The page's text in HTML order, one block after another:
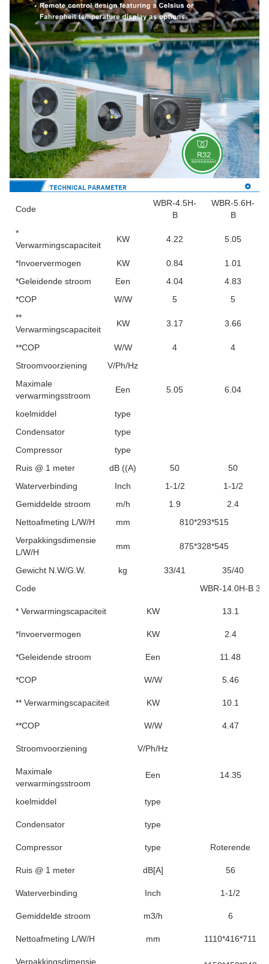
Code
WBR-4.5H-
B
WBR-5.6H-
B
*
Verwarmingscapaciteit
KW 4.22 5.05
*Invoervermogen KW 0.84
1.01
*Geleidende stroom
Een 4.04
4.83
*COP
W/W 5
5
**
Verwarmingscapaciteit
KW 3.17 3.66
**COP W/W 4
4
Stroomvoorziening
V/Ph/Hz
Maximale
verwarmingsstroom
Een 5.05 6.04
koelmiddel
type
Condensator
type
Compressor
type
Ruis @ 1 meter
dB ((A) 50
50
Waterverbinding
Inch 1-1/2
1-1/2
Gemiddelde stroom
m/h 1.9
2.4
Nettoafmeting L/W/H
mm
810*293*515
Verpakkingsdimensie
L/W/H
mm 875*328*545
Gewicht N.W/G.W. kg 33/41
35/40
Code
WBR-14.0H-B 3
* Verwarmingscapaciteit KW 13.1
*Invoervermogen KW 2.4
*Geleidende stroom Een 11.48
*COP W/W 5.46
** Verwarmingscapaciteit KW 10.1
**COP W/W 4.47
Stroomvoorziening V/Ph/Hz
Maximale
verwarmingsstroom
Een 14.35
koelmiddel type
Condensator type
Compressor type Roterende
Ruis @ 1 meter dB[A] 56
Waterverbinding Inch 1-1/2
Gemiddelde stroom m3/h 6
Nettoafmeting L/W/H mm 1110*416*711
Verpakkingsdimensie